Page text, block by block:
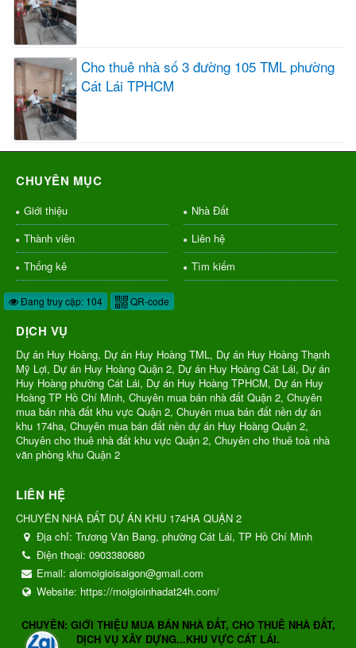
Cho thuê nhà số 3 đường 105 TML phường
Cát Lái TPHCM
CHUYÊN MỤC
Giới thiệu
Nhà Đất
Thành viên
Liên hệ
Thống kê
Tìm kiếm
Đang truy cập: 104 QR-code
DỊCH VỤ
Dự án Huy Hoàng, Dự án Huy Hoàng TML, Dự án Huy Hoàng Thạnh
Mỹ Lợi, Dự án Huy Hoàng Quận 2, Dự án Huy Hoàng Cát Lái, Dự án
Huy Hoàng phường Cát Lái, Dự án Huy Hoàng TPHCM, Dự án Huy
Hoàng TP Hồ Chí Minh, Chuyên mua bán nhà đất Quận 2, Chuyên
mua bán nhà đất khu vực Quận 2, Chuyên mua bán đất nền dự án
khu 174ha, Chuyên mua bán đất nền dự án Huy Hoàng Quận 2,
Chuyên cho thuê nhà đất khu vực Quận 2, Chuyên cho thuê toà nhà
văn phòng khu Quận 2
LIÊN HỆ
CHUYÊN NHÀ ĐẤT DỰ ÁN KHU 174HA QUẬN 2
Địa chỉ: Trương Văn Bang, phường Cát Lái, TP Hồ Chí Minh
Điện thoại: 0903380680
Email: alomoigioisaigon@gmail.com
Website: https://moigioinhadat24h.com/
CHUYÊN: GIỚI THIỆU MUA BÁN NHÀ ĐẤT, CHO THUÊ NHÀ ĐẤT,
DỊCH VỤ XÂY DỰNG...KHU VỰC CÁT LÁI.